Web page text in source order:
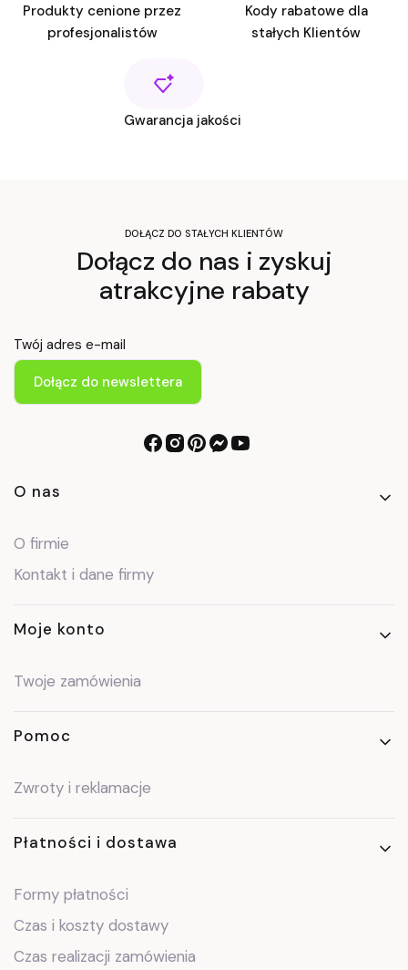
Produkty cenione przez
profesjonalistów
Kody rabatowe dla
stałych Klientów
Gwarancja jakości
DOŁĄCZ DO STAŁYCH KLIENTÓW
Dołącz do nas i zyskuj
atrakcyjne rabaty
Twój adres e-mail
Dołącz do newslettera
Linki w stopce
O nas
O firmie
Kontakt i dane firmy
Moje konto
Twoje zamówienia
Pomoc
Zwroty i reklamacje
Płatności i dostawa
Formy płatności
Czas i koszty dostawy
Czas realizacji zamówienia